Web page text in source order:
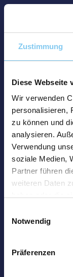
Zustimmung
Diese Webseite
Wir verwenden
personalisieren,
zu können und
analysieren.
Verwendung
soziale Medien,
Partner führen
weiteren Daten
Notwendig
Präferenzen